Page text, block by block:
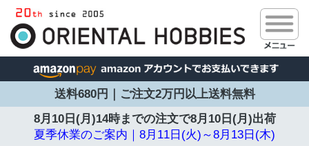
送料680円｜ご注文2万円以上送料無料
8月10日(月)14時までの注文で8月10日(月)出荷
夏季休業のご案内｜8月11日(火)～8月13日(木)